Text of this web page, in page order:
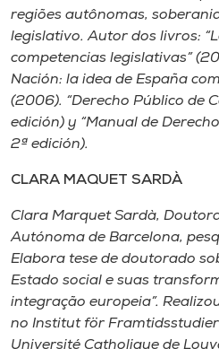
regiões autônomas,
legislativo. Autor dos livros:
competencias legislativas”
Nación: la idea de España
(2006). “Derecho Público de
edición) y “Manual de
2ª edición).
CLARA MAQUET SARDÀ
Clara Marquet Sardà,
Autónoma de Barcelona,
Elabora tese de doutorado
Estado social e suas
integração europeia”.
no Institut för
Université Catholique de